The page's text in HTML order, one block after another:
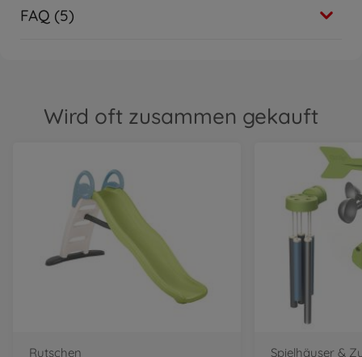
FAQ (5)
Wird oft zusammen gekauft
Rutschen Spielhäuser &